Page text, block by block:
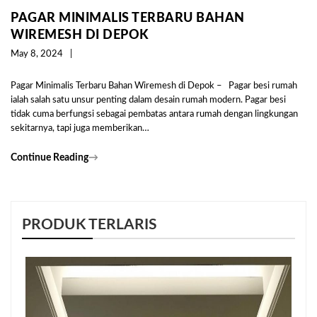
PAGAR MINIMALIS TERBARU BAHAN
WIREMESH DI DEPOK
May 8, 2024
Pagar Minimalis Terbaru Bahan Wiremesh di Depok – Pagar besi rumah
ialah salah satu unsur penting dalam desain rumah modern. Pagar besi
tidak cuma berfungsi sebagai pembatas antara rumah dengan lingkungan
sekitarnya, tapi juga memberikan…
Continue Reading→
PRODUK TERLARIS